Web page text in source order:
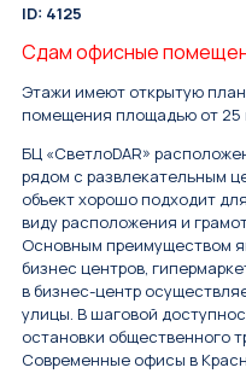
ID: 4125
Сдам офисные
Этажи имеют открытую
помещения площадью от 25
БЦ «СветлоDAR»
рядом с развлекательным
объект хорошо подходит
виду расположения и
Основным преимуществом
бизнес центров,
в бизнес-центр
улицы. В шаговой
остановки общественного
Современные офисы в